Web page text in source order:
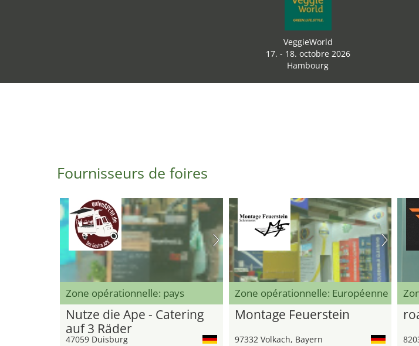
VeggieWorld
17. - 18. octobre 2026
Hambourg
Fournisseurs de foires
Zone opérationnelle: pays
Nutze die Ape - Catering
auf 3 Räder
47059 Duisburg
Zone opérationnelle: Européenne
Montage Feuerstein
97332 Volkach, Bayern